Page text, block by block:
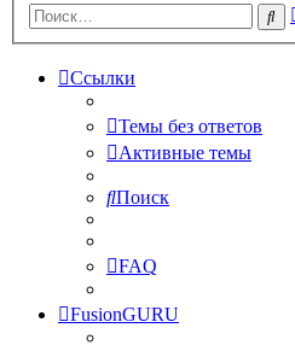
Ссылки
Темы без ответов
Активные темы
Поиск
FAQ
FusionGURU